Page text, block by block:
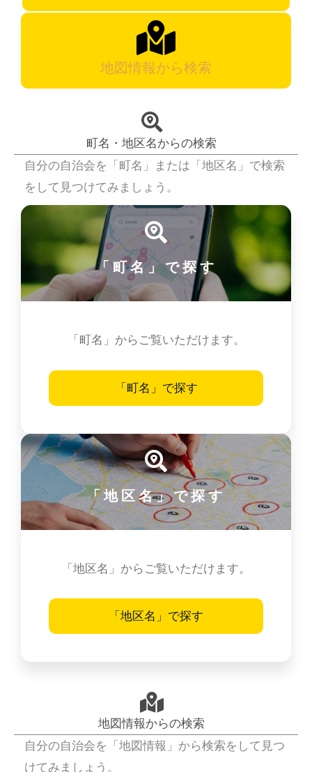
地図情報から検索
町名・地区名からの検索
自分の自治会を「町名」または「地区名」で検索
をして見つけてみましょう。
「町名」で探す
「町名」からご覧いただけます。
「町名」で探す
「地区名」で探す
「地区名」からご覧いただけます。
「地区名」で探す
地図情報からの検索
自分の自治会を「地図情報」から検索をして見つ
けてみましょう。